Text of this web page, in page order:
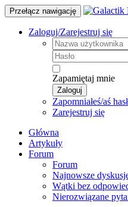
Przełącz nawigację
Zaloguj/Zarejestruj się
Zapamiętaj mnie
Zaloguj
Zapomniałeś/aś
Zarejestruj się
Główna
Artykuły
Forum
Forum
Najnowsze
Wątki bez
Nierozwiązane